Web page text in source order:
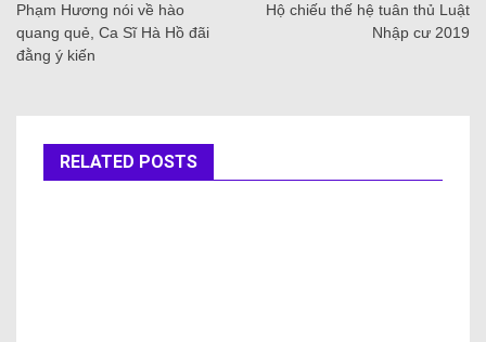
Phạm Hương nói về hào
quang quẻ, Ca Sĩ Hà Hồ đãi
đằng ý kiến
Hộ chiếu thế hệ tuân thủ Luật
Nhập cư 2019
RELATED POSTS